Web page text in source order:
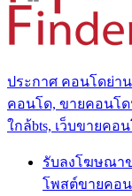
ประกาศ คอนโดย่า
คอนโด, ขายคอนโ
ใกล้bts, เว็บขายคอ
รับลงโฆษณา
โพสต์ขายคอ